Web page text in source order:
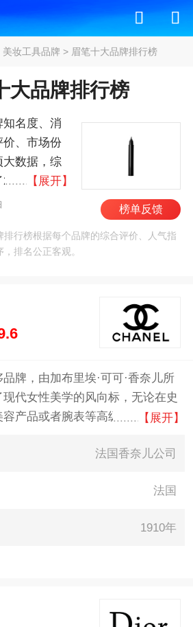
美妆工具品牌 > 眉笔十大品牌排行榜
大品牌排行榜
名度、消
价、市场份
大数据，综
年眉笔
前十名
致力于用最
什么牌子
【展开】
榜单反馈
行榜根据每个品牌的综合评价、人气指
排名公正客观。
牌，由加布里埃·可可·香奈儿所
代女性美学的风向标，无论在史
产品或者腕表等高级珠宝上，香
90亿美元。
【展开】
法国香奈儿公司
法国
1910年